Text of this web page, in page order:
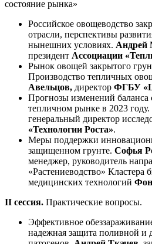
состояние рынка»
Российское овощеводство
отрасли, перспективы
нынешних условиях. Андрей
президент Ассоциации
Рынок овощей закрытого
Производство тепличных
Авельцов, директор ФГБУ
Прогнозы изменений баланса
тепличном рынке в 2023 году.
генеральный директор
«Технологии Роста».
Меры поддержки
защищенном грунте. Софья
менеджер, руководитель
«Растениеводство» Кластера
медицинских технологий
II сессия. Практические вопросы.
Эффективное
надежная защита поливной и